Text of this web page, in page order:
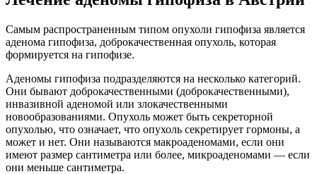
Самым распространенным типом опухоли гипофиза является
аденома гипофиза, доброкачественная опухоль, которая
формируется на гипофизе.
Аденомы гипофиза подразделяются на несколько категорий.
Они бывают доброкачественными (доброкачественными),
инвазивной аденомой или злокачественными
новообразованиями. Опухоль может быть секреторной
опухолью, что означает, что опухоль секретирует гормоны, а
может и нет. Они называются макроаденомами, если они
имеют размер сантиметра или более, микроаденомами — если
они меньше сантиметра.